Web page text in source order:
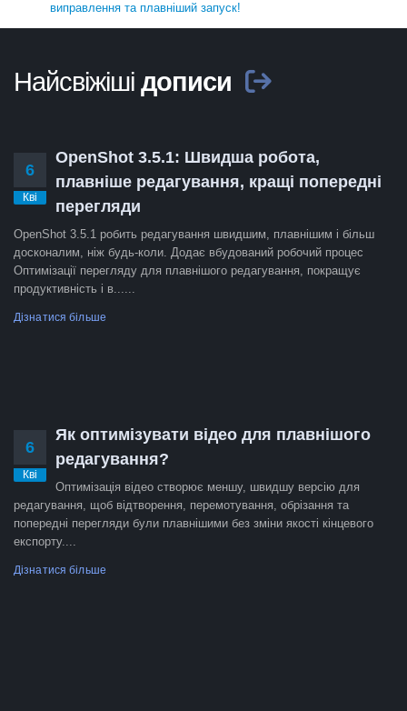
виправлення та плавніший запуск!
Найсвіжіші дописи
6
Кві
OpenShot 3.5.1: Швидша робота,
плавніше редагування, кращі попередні
перегляди
OpenShot 3.5.1 робить редагування швидшим, плавнішим і більш
досконалим, ніж будь-коли. Додає вбудований робочий процес
Оптимізації перегляду для плавнішого редагування, покращує
продуктивність і в......
Дізнатися більше
6
Кві
Як оптимізувати відео для плавнішого
редагування?
Оптимізація відео створює меншу, швидшу версію для
редагування, щоб відтворення, перемотування, обрізання та
попередні перегляди були плавнішими без зміни якості кінцевого
експорту....
Дізнатися більше